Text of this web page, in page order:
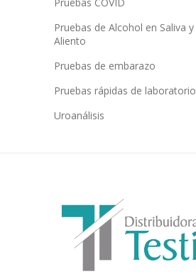
Pruebas de Alcohol en Saliva y
Aliento
Pruebas de embarazo
Pruebas rápidas de laboratorio
Uroanálisis